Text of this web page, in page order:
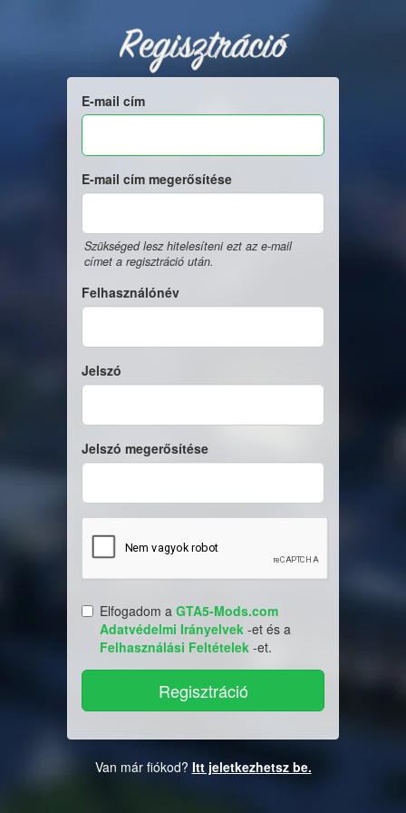
Regisztráció
E-mail cím
E-mail cím megerősítése
Szükséged lesz hitelesíteni ezt az e-mail
címet a regisztráció után.
Felhasználónév
Jelszó
Jelszó megerősítése
Elfogadom a GTA5-Mods.com
Adatvédelmi Irányelvek -et és a
Felhasználási Feltételek -et.
Van már fiókod? Itt jeletkezhetsz be.